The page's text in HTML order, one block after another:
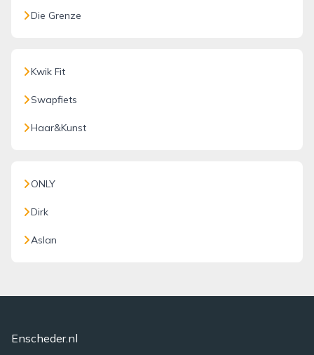
Die Grenze
Kwik Fit
Swapfiets
Haar&Kunst
ONLY
Dirk
Aslan
Enscheder.nl